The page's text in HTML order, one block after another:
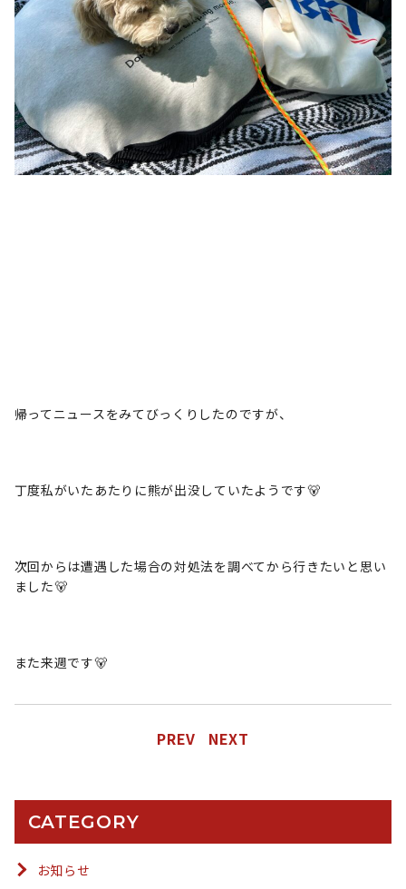
帰ってニュースをみてびっくりしたのですが、
丁度私がいたあたりに熊が出没していたようです🐻
次回からは遭遇した場合の対処法を調べてから行きたいと思い
ました🐻
また来週です🐻
PREV NEXT
CATEGORY
お知らせ